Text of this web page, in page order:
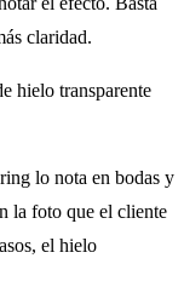
claridad.
lo nota en bodas y
la foto que el cliente
el hielo